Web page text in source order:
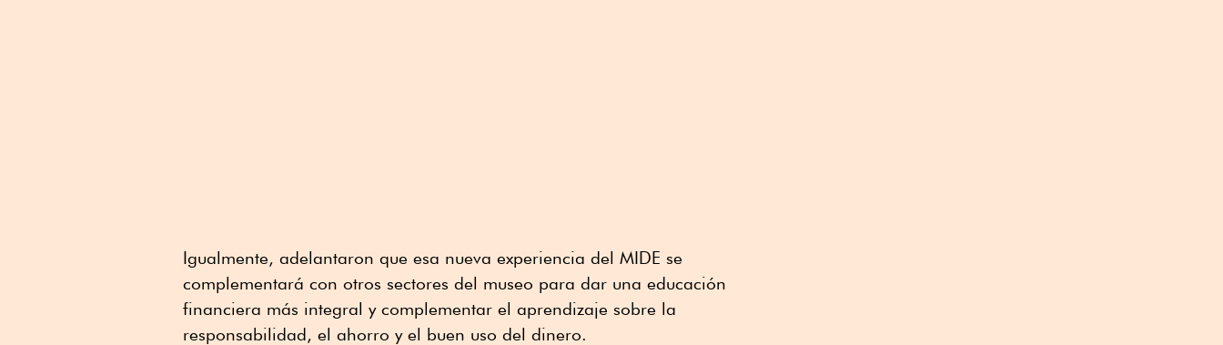
Igualmente, adelantaron que esa nueva experiencia del MIDE se
complementará con otros sectores del museo para dar una educación
financiera más integral y complementar el aprendizaje sobre la
responsabilidad, el ahorro y el buen uso del dinero.